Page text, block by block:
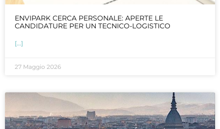
ENVIPARK CERCA PERSONALE: APERTE LE
CANDIDATURE PER UN TECNICO-LOGISTICO
[...]
27 Maggio 2026